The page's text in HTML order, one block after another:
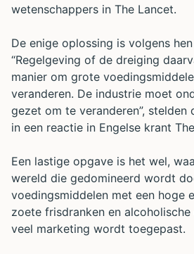
wetenschappers in The Lancet.
De enige oplossing is volgens
“Regelgeving of de dreiging
manier om grote
veranderen. De industrie moet
gezet om te veranderen”, stelden
in een reactie in Engelse krant
Een lastige opgave is het wel,
wereld die gedomineerd wordt
voedingsmiddelen met een hoge
zoete frisdranken en
veel marketing wordt toegepast.